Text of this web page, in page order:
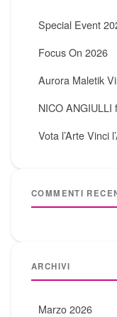
Special Event
Focus On 2026
Aurora Maletik
NICO ANGIULLI
Vota l’Arte Vinci
COMMENTI
ARCHIVI
Marzo 2026